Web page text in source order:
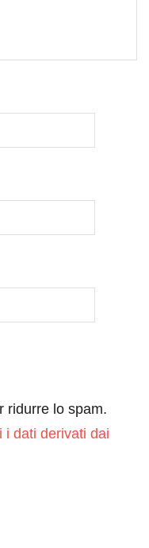
ridurre lo spam.
i dati derivati dai